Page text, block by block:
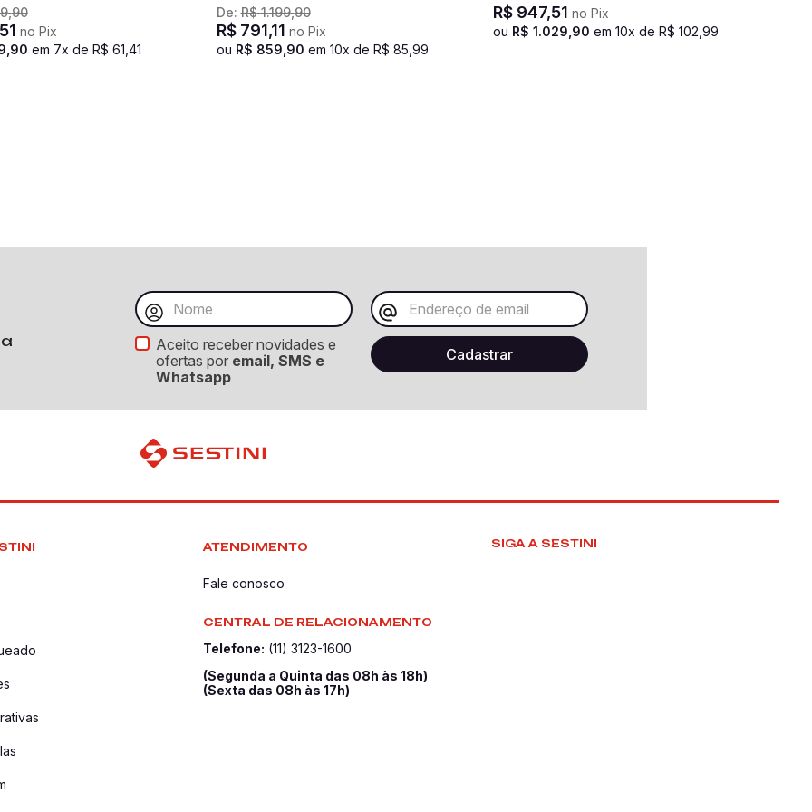
,90
no Pix
,90 em 7x de R$ 61,41
De:R$ 1.199,90
R$ 791,11 no Pix
ou R$ 859,90 em 10x de R$ 85,99
R$ 947,51 no Pix
ou R$ 1 .029,90 em 10x de R$ 102,99
Aceito receber novidades e
ofertas por email, SMS e
Whatsapp
ATENDIMENTO
Fale conosco
CENTRAL DE RELACIONAMENTO
Telefone: (11) 3123-1600
(Segunda a Quinta das 08h às 18h)
(Sexta das 08h às 17h)
SIGA A SESTINI